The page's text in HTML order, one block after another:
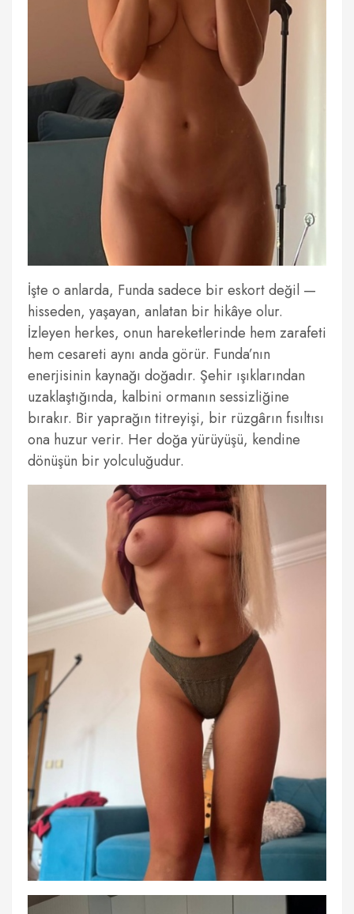
İşte o anlarda, Funda sadece bir eskort değil —
hisseden, yaşayan, anlatan bir hikâye olur.
İzleyen herkes, onun hareketlerinde hem zarafeti
hem cesareti aynı anda görür. Funda’nın
enerjisinin kaynağı doğadır. Şehir ışıklarından
uzaklaştığında, kalbini ormanın sessizliğine
bırakır. Bir yaprağın titreyişi, bir rüzgârın fısıltısı
ona huzur verir. Her doğa yürüyüşü, kendine
dönüşün bir yolculuğudur.